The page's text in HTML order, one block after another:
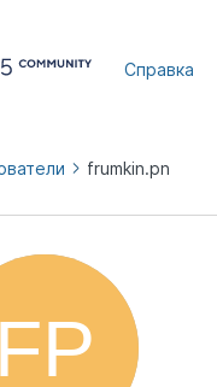
Справка
frumkin.pn